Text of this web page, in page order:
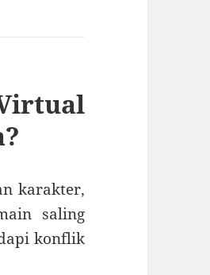
karakter,
saling
konflik